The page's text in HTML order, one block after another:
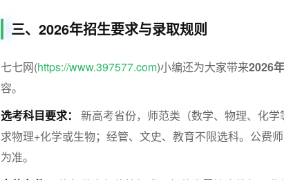
三、2026年招生要求与录取规则
七七网(https://www.397577.com)小编还为大家带来2026
容。
选考科目要求：
新高考省份，师范类（数学、物理、化
求物理+化学或生物；经管、文史、教育不限选科。公费
为准。